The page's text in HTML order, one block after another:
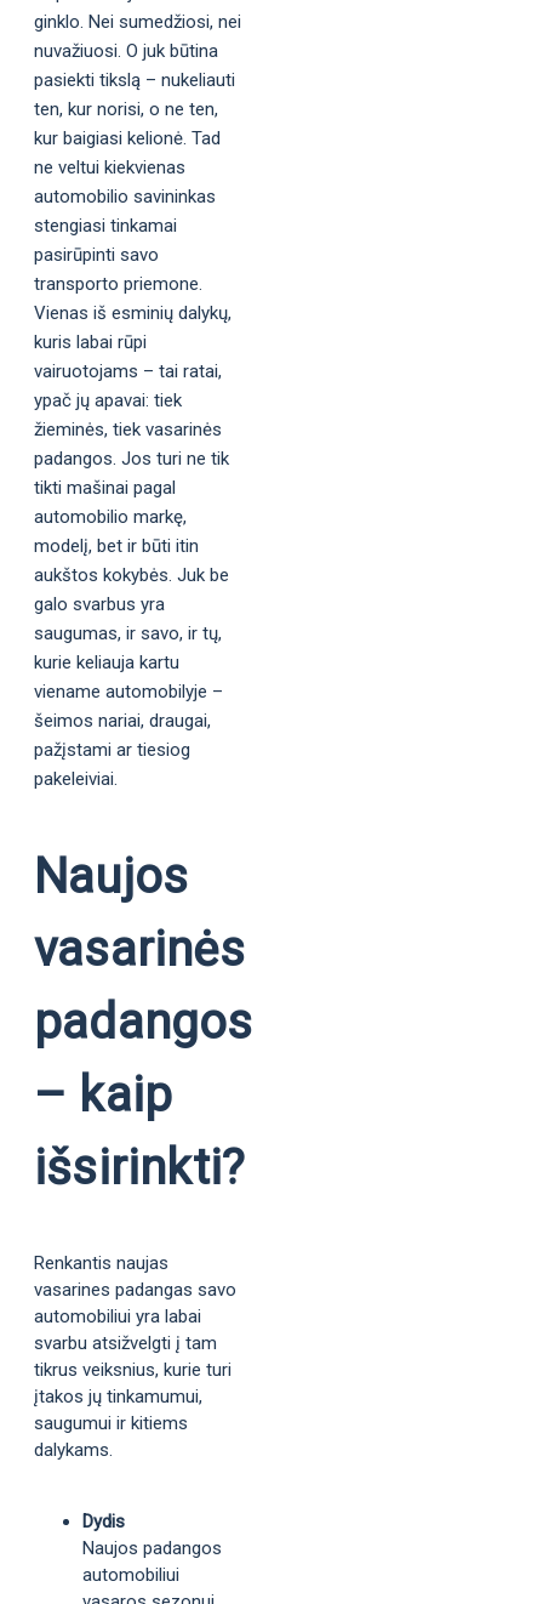
ginklo. Nei sumedžiosi, nei
nuvažiuosi. O juk būtina
pasiekti tikslą – nukeliauti
ten, kur norisi, o ne ten,
kur baigiasi kelionė. Tad
ne veltui kiekvienas
automobilio savininkas
stengiasi tinkamai
pasirūpinti savo
transporto priemone.
Vienas iš esminių dalykų,
kuris labai rūpi
vairuotojams – tai ratai,
ypač jų apavai: tiek
žieminės, tiek vasarinės
padangos. Jos turi ne tik
tikti mašinai pagal
automobilio markę,
modelį, bet ir būti itin
aukštos kokybės. Juk be
galo svarbus yra
saugumas, ir savo, ir tų,
kurie keliauja kartu
viename automobilyje –
šeimos nariai, draugai,
pažįstami ar tiesiog
pakeleiviai.
Naujos
vasarinės
padangos
– kaip
išsirinkti?
Renkantis naujas
vasarines padangas savo
automobiliui yra labai
svarbu atsižvelgti į tam
tikrus veiksnius, kurie turi
įtakos jų tinkamumui,
saugumui ir kitiems
dalykams.
Dydis
Naujos padangos
automobiliui